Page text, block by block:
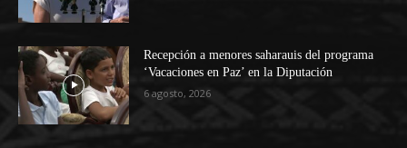
Recepción a menores saharauis del programa
‘Vacaciones en Paz’ en la Diputación
6 agosto, 2026